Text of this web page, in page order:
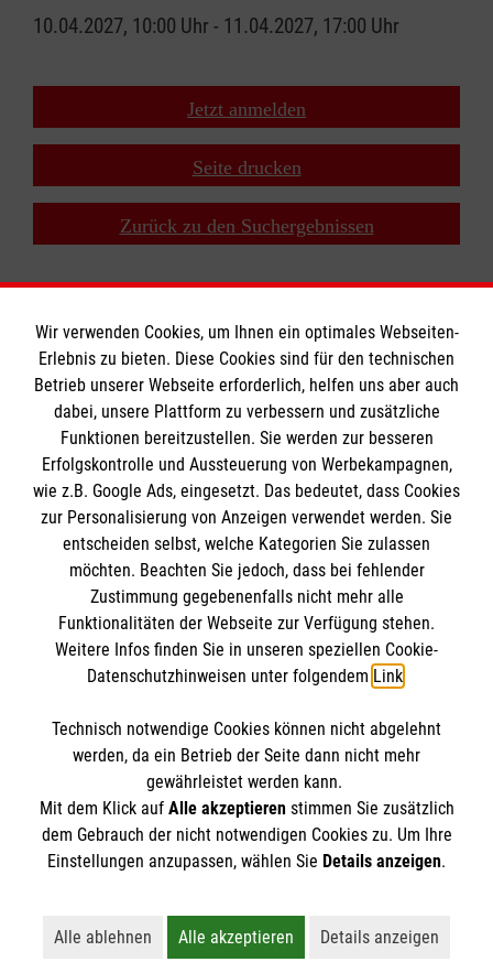
10.04.2027, 10:00 Uhr - 11.04.2027, 17:00 Uhr
Jetzt anmelden
Seite drucken
Zurück zu den Suchergebnissen
Informationen
Impressum
Datenschutz
Kontakt
Barrierefreiheit
Die Malteser
Malteser in Deutschland
Malteserorden
Sharepoint
Spendenkonto
Bank: Pax-Bank eG
IBAN: DE95 3706 0120 1201 2005 19
BIC: GENODED1PA7
So finden Sie uns
Malteser Hilfsdienst e.V. / gemeinnützige GmbH
Regional- und Landesgeschäftsstelle
81673 München
Der Malteser Hilfsdienst e.V. ist als eingetragene
Gewerbesteuer befreit.
Wir verwenden Cookies, um Ihnen ein optimales Webseiten-
Erlebnis zu bieten. Diese Cookies sind für den technischen
Betrieb unserer Webseite erforderlich, helfen uns aber auch
dabei, unsere Plattform zu verbessern und zusätzliche
Funktionen bereitzustellen. Sie werden zur besseren
Erfolgskontrolle und Aussteuerung von Werbekampagnen,
wie z.B. Google Ads, eingesetzt. Das bedeutet, dass Cookies
zur Personalisierung von Anzeigen verwendet werden. Sie
entscheiden selbst, welche Kategorien Sie zulassen
möchten. Beachten Sie jedoch, dass bei fehlender
Zustimmung gegebenenfalls nicht mehr alle
Funktionalitäten der Webseite zur Verfügung stehen.
Weitere Infos finden Sie in unseren speziellen Cookie-
Datenschutzhinweisen unter folgendem Link.
Technisch notwendige Cookies können nicht abgelehnt
werden, da ein Betrieb der Seite dann nicht mehr
gewährleistet werden kann.
Mit dem Klick auf Alle akzeptierenstimmen Sie zusätzlich
dem Gebrauch der nicht notwendigen Cookies zu. Um Ihre
Einstellungen anzupassen, wählen Sie Details anzeigen.
Alle ablehnen
Lehnt alle nicht-essentiellen Cookies ab
Alle akzeptieren
Akzeptiert alle Cookies
Details anzeigen